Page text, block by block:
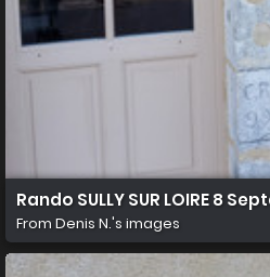
Rando SULLY SUR LOIRE 8
From Denis N.'s images